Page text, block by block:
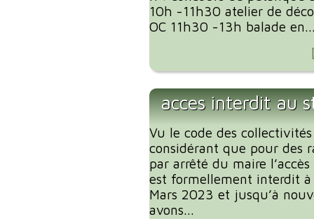
10h -11h30 atelier de
OC 11h30 -13h balade
acces interdit au
Vu le code des
considérant que pour des
par arrêté du maire
est formellement interdit
Mars 2023 et jusqu’à
avons...